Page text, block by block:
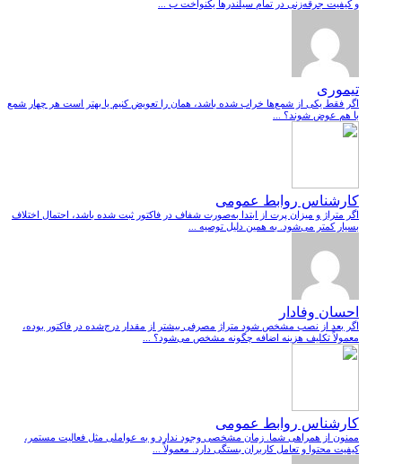
و کیفیت جرقه‌زنی در تمام سیلندرها یکنواخت ب ...
تیموری
اگر فقط یکی از شمع‌ها خراب شده باشد، همان را تعویض کنیم یا بهتر است هر چهار شمع
با هم عوض شوند؟ ...
کارشناس روابط عمومی
اگر متراژ و میزان پرت از ابتدا به‌صورت شفاف در فاکتور ثبت شده باشد، احتمال اختلاف
بسیار کمتر می‌شود. به همین دلیل توصیه ...
احسان وفادار
اگر بعد از نصب مشخص شود متراژ مصرفی بیشتر از مقدار درج‌شده در فاکتور بوده،
معمولاً تکلیف هزینه اضافه چگونه مشخص می‌شود؟ ...
کارشناس روابط عمومی
ممنون از همراهی شما. زمان مشخصی وجود ندارد و به عواملی مثل فعالیت مستمر،
کیفیت محتوا و تعامل کاربران بستگی دارد. معمولاً ...